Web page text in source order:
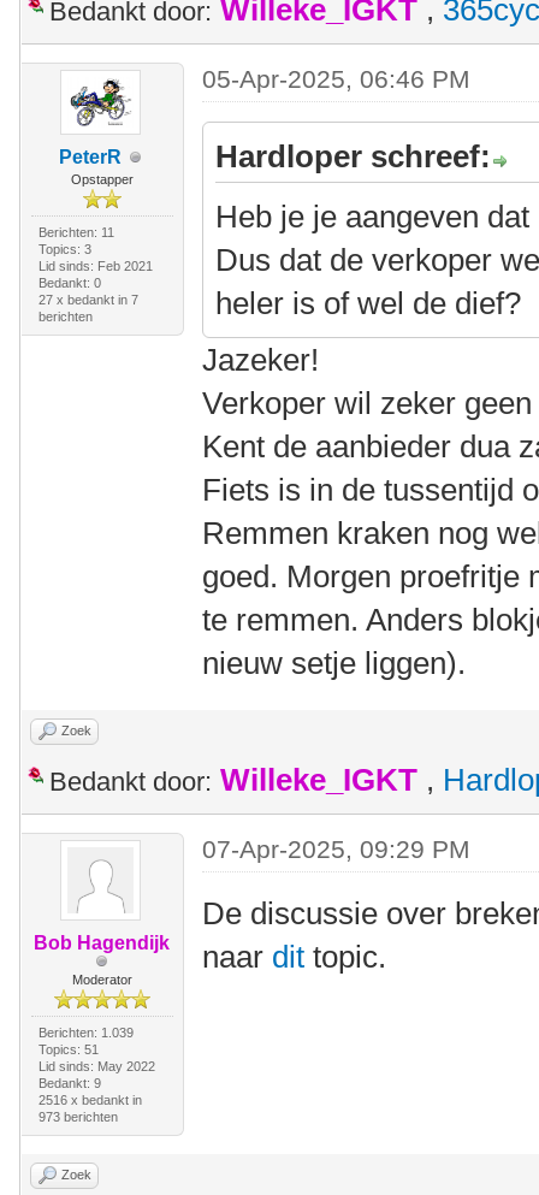
Bedankt door: Willeke_IGKT ,
PeterR
Opstapper
Berichten: 11
Topics: 3
Lid sinds: Feb 2021
Bedankt: 0
27 x bedankt in 7
berichten
05-Apr-2025, 06:46 PM
Hardloper schreef:
Heb je je aangeven
Dus dat de verkoper
heler is of wel de dief?
Jazeker!
Verkoper wil zeker
Kent de aanbieder dua
Fiets is in de tussentijd
Remmen kraken nog
goed. Morgen proefritje
te remmen. Anders
nieuw setje liggen).
Zoek
Bedankt door: Willeke_IGKT ,
Bob Hagendijk
Moderator
Berichten: 1.039
Topics: 51
Lid sinds: May 2022
Bedankt: 9
2516 x bedankt in
973 berichten
07-Apr-2025, 09:29 PM
De discussie over
naar dit topic.
Zoek